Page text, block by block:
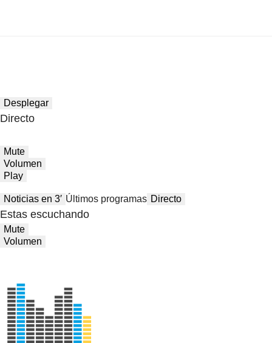
Desplegar
Directo
Mute
Volumen
Play
Noticias en 3′ Últimos programas Directo
Estas escuchando
Mute
Volumen